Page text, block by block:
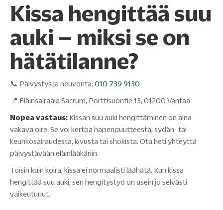
Kissa hengittää suu
auki – miksi se on
hätätilanne?
📞 Päivystys ja neuvonta: 010 739 9130
📍 Eläinsairaala Sacrum, Porttisuontie 13, 01200 Vantaa
Nopea vastaus: Kissan suu auki hengittäminen on aina
vakava oire. Se voi kertoa hapenpuutteesta, sydän- tai
keuhkosairaudesta, kivusta tai shokista. Ota heti yhteyttä
päivystävään eläinlääkäriin.
Toisin kuin koira, kissa ei normaalisti läähätä. Kun kissa
hengittää suu auki, sen hengitystyö on usein jo selvästi
vaikeutunut.